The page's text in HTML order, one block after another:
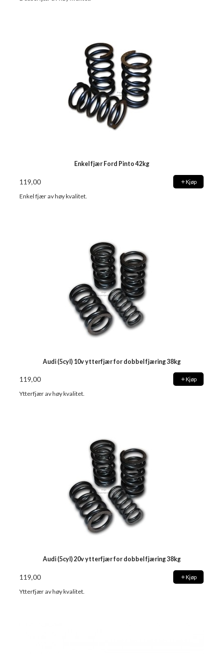
Enkel fjær Ford Pinto 42kg
119,00 Kjøp
Enkel fjær av høy kvalitet.
Audi (5cyl) 10v ytterfjær for dobbel fjæring 38kg
119,00 Kjøp
Ytterfjær av høy kvalitet.
Audi (5cyl) 20v ytterfjær for dobbel fjæring 38kg
119,00 Kjøp
Ytterfjær av høy kvalitet.